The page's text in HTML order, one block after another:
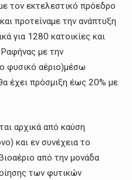
τον εκτελεστικό πρόεδρο
προτείναμε την ανάπτυξη
για 1280 κατοικίες και
με την
φυσικό αέριο)μέσω
έχει πρόσμιξη έως 20% με
αρχικά από καύση
και εν συνέχεια το
από την μονάδα
των φυτικών